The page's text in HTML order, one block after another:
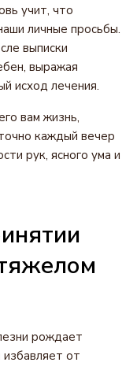
учит, что
личные просьбы.
выписки
выражая
исход лечения.
вам жизнь,
каждый вечер
рук, ясного ума и
рождает
от